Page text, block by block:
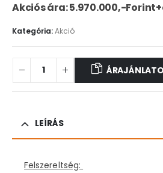
Akciós ára: 5.970.000,-
Kategória:Akció
LEÍRÁS
Felszereltség: